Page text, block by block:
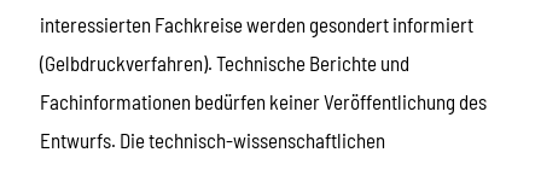
interessierten Fachkreise werden gesondert informiert
(Gelbdruckverfahren). Technische Berichte und
Fachinformationen bedürfen keiner Veröffentlichung des
Entwurfs. Die technisch-wissenschaftlichen